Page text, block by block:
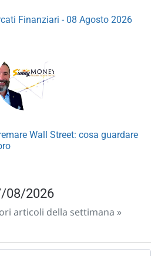
Finanziari - 08 Agosto 2026
Wall Street: cosa guardare
08/2026
articoli della settimana »